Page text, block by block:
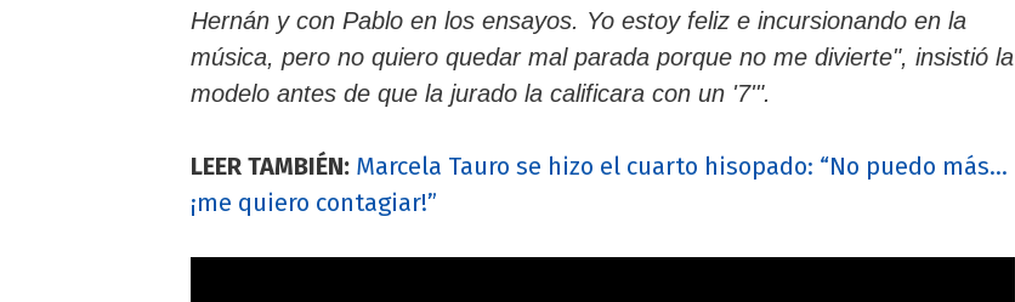
Hernán y con Pablo en los ensayos. Yo estoy feliz e incursionando en la
música, pero no quiero quedar mal parada porque no me divierte", insistió la
modelo antes de que la jurado la calificara con un '7'".
LEER TAMBIÉN: Marcela Tauro se hizo el cuarto hisopado: “No puedo más...
¡me quiero contagiar!”